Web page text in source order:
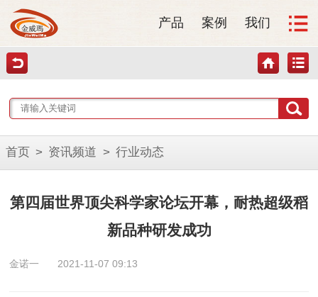
产品 案例 我们
首页 > 资讯频道 > 行业动态
第四届世界顶尖科学家论坛开幕，耐热超级稻
新品种研发成功
金诺一 2021-11-07 09:13